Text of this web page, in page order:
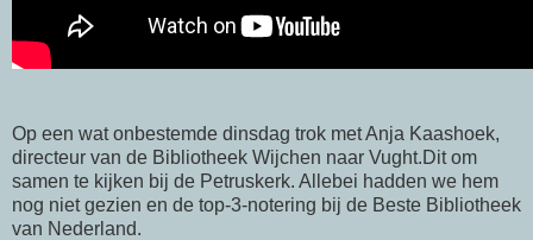
Op een wat onbestemde dinsdag trok met Anja Kaashoek,
directeur van de Bibliotheek Wijchen naar Vught.Dit om
samen te kijken bij de Petruskerk. Allebei hadden we hem
nog niet gezien en de top-3-notering bij de Beste Bibliotheek
van Nederland.